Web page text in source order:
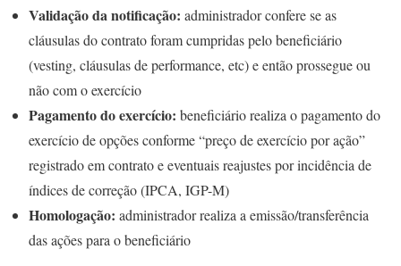
Validação da notificação: administrador confere se as
cláusulas do contrato foram cumpridas pelo beneficiário
(vesting, cláusulas de performance, etc) e então prossegue ou
não com o exercício
Pagamento do exercício: beneficiário realiza o pagamento do
exercício de opções conforme “preço de exercício por ação”
registrado em contrato e eventuais reajustes por incidência de
índices de correção (IPCA, IGP-M)
Homologação: administrador realiza a emissão/transferência
das ações para o beneficiário